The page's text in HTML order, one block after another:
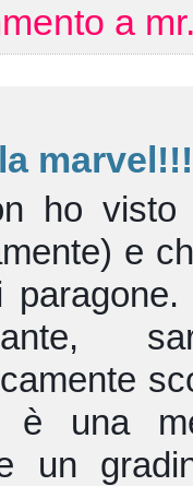
a
marvel!!!
ho visto
e
una
un